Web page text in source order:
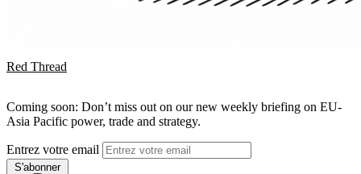
Red Thread
Coming soon: Don’t miss out on our new weekly briefing on EU-
Asia Pacific power, trade and strategy.
Entrez votre email
S'abonner